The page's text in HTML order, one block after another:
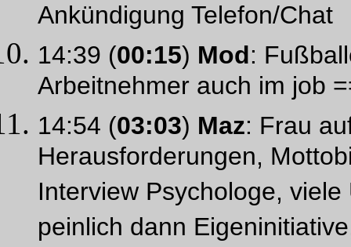
Ankündigung Telefon/Chat
14:39 (00:15) Mod:
Arbeitnehmer auch im job
14:54 (03:03) Maz: Frau
Herausforderungen,
Interview Psychologe,
peinlich dann